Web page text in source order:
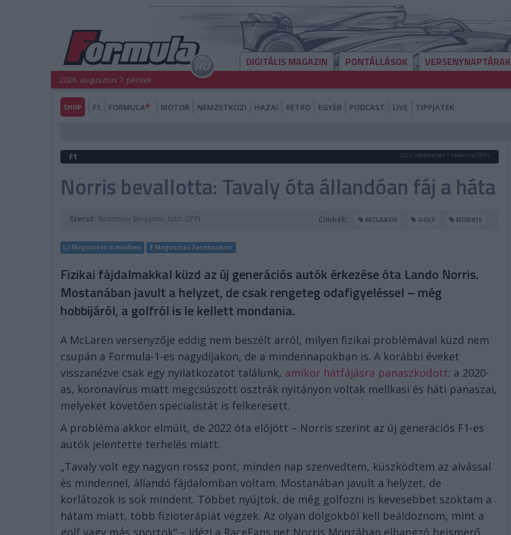
DIGITÁLIS MAGAZIN PONTÁLLÁSOK VERSENYNAPTÁRAK
2026. augusztus 7. péntek
SHOP F1 FORMULA MOTOR NEMZETKÖZI HAZAI RETRO EGYÉB PODCAST LIVE TIPPJÁTÉK
F1 2023. szeptember 3. vasárnap, 09:01
Norris bevallotta: Tavaly óta állandóan fáj a háta
Szerző: Strommer Benjamin, fotó: DPPI Címkék: MCLAREN GOLF NORRIS
Megosztás e-mailben Megosztás Facebookon
Fizikai fájdalmakkal küzd az új generációs autók érkezése óta Lando Norris.
Mostanában javult a helyzet, de csak rengeteg odafigyeléssel – még
hobbijáról, a golfról is le kellett mondania.
A McLaren versenyzője eddig nem beszélt arról, milyen fizikai problémával küzd nem
csupán a Formula-1-es nagydíjakon, de a mindennapokban is. A korábbi éveket
visszanézve csak egy nyilatkozatot találunk, amikor hátfájásra panaszkodott: a 2020-
as, koronavírus miatt megcsúszott osztrák nyitányon voltak mellkasi és háti panaszai,
melyeket követően specialistát is felkeresett.
A probléma akkor elmúlt, de 2022 óta előjött – Norris szerint az új generációs F1-es
autók jelentette terhelés miatt.
„Tavaly volt egy nagyon rossz pont, minden nap szenvedtem, küszködtem az alvással
és mindennel, állandó fájdalomban voltam. Mostanában javult a helyzet, de
korlátozok is sok mindent. Többet nyújtok, de még golfozni is kevesebbet szoktam a
hátam miatt, több fizioterápiát végzek. Az olyan dolgokból kell beáldoznom, mint a
golf vagy más sportok” – idézi a RaceFans.net Norris Monzában elhangzó beismerő